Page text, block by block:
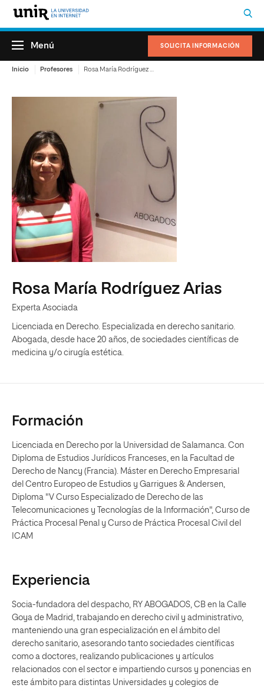
SOLICITA INFORMACIÓN
Menú
Inicio Profesores
Rosa María Rodríguez Arias
Experta Asociada
Licenciada en Derecho. Especializada en derecho sanitario.
Abogada, desde hace 20 años, de sociedades científicas de
medicina y/o cirugía estética.
Formación
Licenciada en Derecho por la Universidad de Salamanca. Con
Diploma de Estudios Jurídicos Franceses, en la Facultad de
Derecho de Nancy (Francia). Máster en Derecho Empresarial
del Centro Europeo de Estudios y Garrigues & Andersen,
Diploma "V Curso Especializado de Derecho de las
Telecomunicaciones y Tecnologías de la Información", Curso de
Práctica Procesal Penal y Curso de Práctica Procesal Civil del
ICAM
Experiencia
Socia-fundadora del despacho, RY ABOGADOS, CB en la Calle
Goya de Madrid, trabajando en derecho civil y administrativo,
manteniendo una gran especialización en el ámbito del
derecho sanitario, asesorando tanto sociedades científicas
como a doctores, realizando publicaciones y artículos
relacionados con el sector e impartiendo cursos y ponencias en
este ámbito para distintas Universidades y colegios de